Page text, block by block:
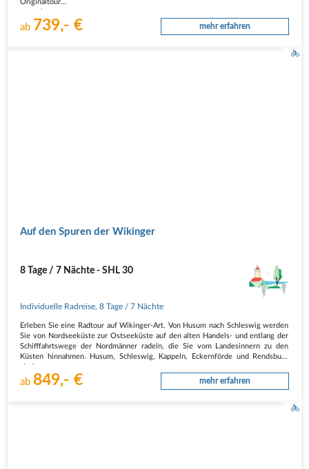
Originaltour
leicht
ab 739,- € mehr erfahren
Auf den Spuren der Wikinger
8 Tage / 7 Nächte - SHL 30
Individuelle Radreise,8 Tage / 7 Nächte
Erleben Sie eine Radtour auf Wikinger-Art. Von Husum nach Schleswig werden
Sie von Nordseeküste zur Ostseeküste auf den alten Handels- und entlang der
Schifffahrtswege der Nordmänner radeln, die Sie vom Landesinnern zu den
Küsten hinnahmen. Husum, Schleswig, Kappeln, Eckernförde und Rendsburg
ab 849,- € mehr erfahren